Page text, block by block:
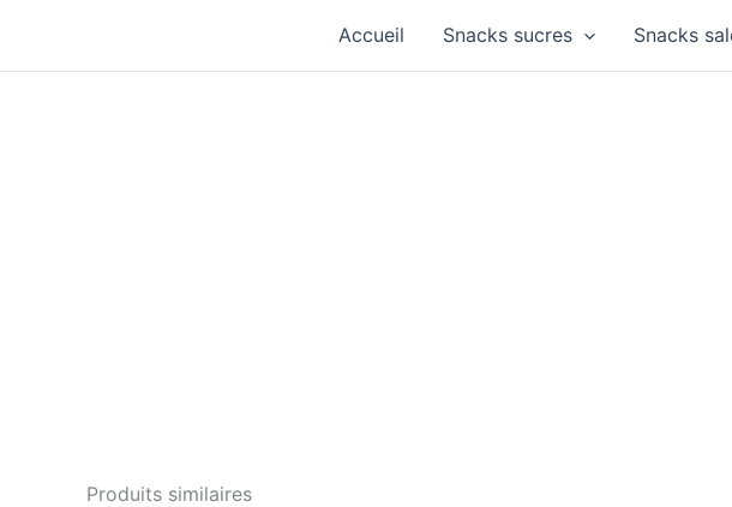
contenu
Accueil Snacks sucres Snacks
Produits similaires